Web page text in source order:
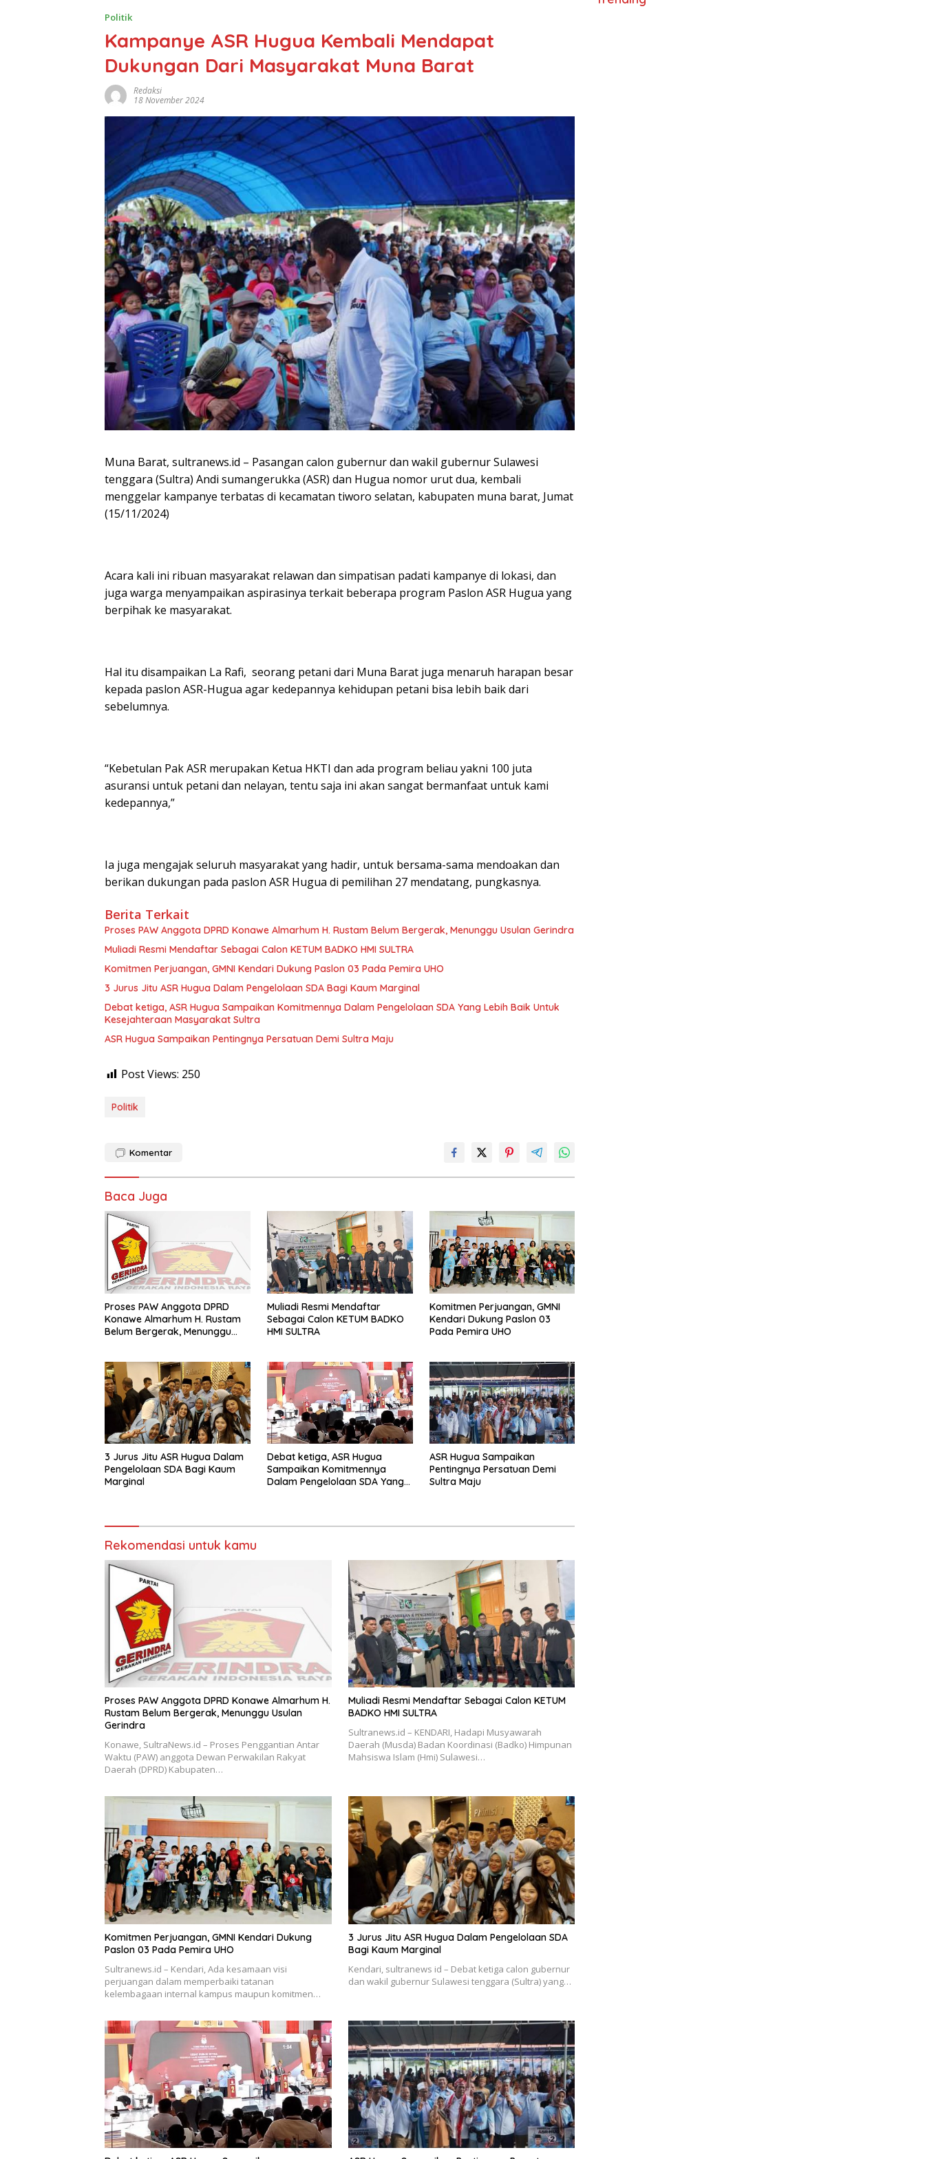
Politik
Kampanye ASR Hugua Kembali Mendapat
Dukungan Dari Masyarakat Muna Barat
Redaksi
18 November 2024
Muna Barat, sultranews.id – Pasangan calon gubernur dan wakil gubernur Sulawesi
tenggara (Sultra) Andi sumangerukka (ASR) dan Hugua nomor urut dua, kembali
menggelar kampanye terbatas di kecamatan tiworo selatan, kabupaten muna barat, Jumat
(15/11/2024)
Acara kali ini ribuan masyarakat relawan dan simpatisan padati kampanye di lokasi, dan
juga warga menyampaikan aspirasinya terkait beberapa program Paslon ASR Hugua yang
berpihak ke masyarakat.
Hal itu disampaikan La Rafi, seorang petani dari Muna Barat juga menaruh harapan besar
kepada paslon ASR-Hugua agar kedepannya kehidupan petani bisa lebih baik dari
sebelumnya.
“Kebetulan Pak ASR merupakan Ketua HKTI dan ada program beliau yakni 100 juta
asuransi untuk petani dan nelayan, tentu saja ini akan sangat bermanfaat untuk kami
kedepannya,”
Ia juga mengajak seluruh masyarakat yang hadir, untuk bersama-sama mendoakan dan
berikan dukungan pada paslon ASR Hugua di pemilihan 27 mendatang, pungkasnya.
Berita Terkait
Proses PAW Anggota DPRD Konawe Almarhum H. Rustam Belum Bergerak, Menunggu Usulan Gerindra
Muliadi Resmi Mendaftar Sebagai Calon KETUM BADKO HMI SULTRA
Komitmen Perjuangan, GMNI Kendari Dukung Paslon 03 Pada Pemira UHO
3 Jurus Jitu ASR Hugua Dalam Pengelolaan SDA Bagi Kaum Marginal
Debat ketiga, ASR Hugua Sampaikan Komitmennya Dalam Pengelolaan SDA Yang Lebih Baik Untuk
Kesejahteraan Masyarakat Sultra
ASR Hugua Sampaikan Pentingnya Persatuan Demi Sultra Maju
Post Views: 250
Politik
Komentar
Baca Juga
Proses PAW Anggota DPRD
Konawe Almarhum H. Rustam
Belum Bergerak, Menunggu
Muliadi Resmi Mendaftar
Sebagai Calon KETUM BADKO
HMI SULTRA
Komitmen Perjuangan, GMNI
Kendari Dukung Paslon 03
Pada Pemira UHO
3 Jurus Jitu ASR Hugua Dalam
Pengelolaan SDA Bagi Kaum
Marginal
Debat ketiga, ASR Hugua
Sampaikan Komitmennya
Dalam Pengelolaan SDA Yang
ASR Hugua Sampaikan
Pentingnya Persatuan Demi
Sultra Maju
Rekomendasi untuk kamu
Proses PAW Anggota DPRD Konawe Almarhum H.
Rustam Belum Bergerak, Menunggu Usulan
Gerindra
Konawe, SultraNews.id – Proses Penggantian Antar
Waktu (PAW) anggota Dewan Perwakilan Rakyat
Daerah (DPRD) Kabupaten…
Muliadi Resmi Mendaftar Sebagai Calon KETUM
BADKO HMI SULTRA
Sultranews.id – KENDARI, Hadapi Musyawarah
Daerah (Musda) Badan Koordinasi (Badko) Himpunan
Mahsiswa Islam (Hmi) Sulawesi…
Komitmen Perjuangan, GMNI Kendari Dukung
Paslon 03 Pada Pemira UHO
Sultranews.id – Kendari, Ada kesamaan visi
perjuangan dalam memperbaiki tatanan
kelembagaan internal kampus maupun komitmen…
3 Jurus Jitu ASR Hugua Dalam Pengelolaan SDA
Bagi Kaum Marginal
Kendari, sultranews id – Debat ketiga calon gubernur
dan wakil gubernur Sulawesi tenggara (Sultra) yang…